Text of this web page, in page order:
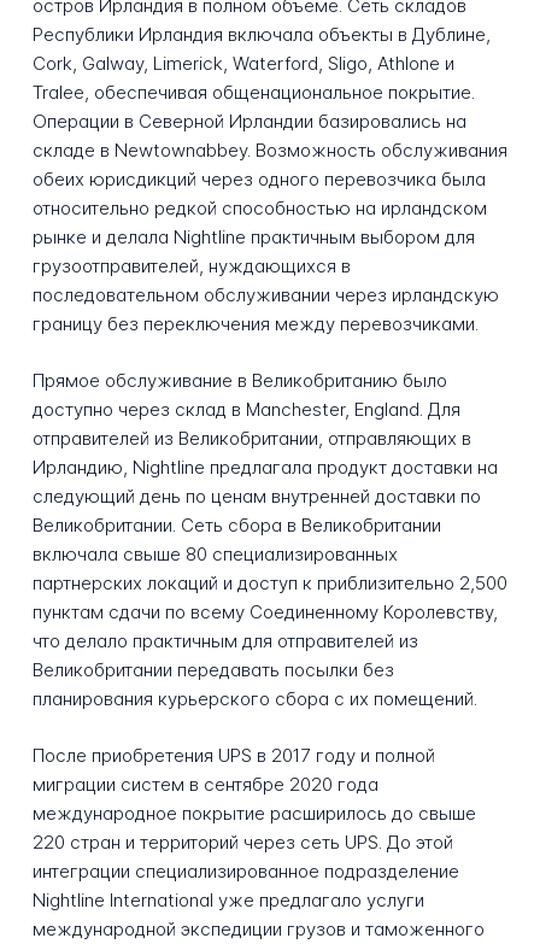
остров Ирландия в полном объеме. Сеть складов
Республики Ирландия включала объекты в Дублине,
Cork, Galway, Limerick, Waterford, Sligo, Athlone и
Tralee, обеспечивая общенациональное покрытие.
Операции в Северной Ирландии базировались на
складе в Newtownabbey. Возможность обслуживания
обеих юрисдикций через одного перевозчика была
относительно редкой способностью на ирландском
рынке и делала Nightline практичным выбором для
грузоотправителей, нуждающихся в
последовательном обслуживании через ирландскую
границу без переключения между перевозчиками.
Прямое обслуживание в Великобританию было
доступно через склад в Manchester, England. Для
отправителей из Великобритании, отправляющих в
Ирландию, Nightline предлагала продукт доставки на
следующий день по ценам внутренней доставки по
Великобритании. Сеть сбора в Великобритании
включала свыше 80 специализированных
партнерских локаций и доступ к приблизительно 2,500
пунктам сдачи по всему Соединенному Королевству,
что делало практичным для отправителей из
Великобритании передавать посылки без
планирования курьерского сбора с их помещений.
После приобретения UPS в 2017 году и полной
миграции систем в сентябре 2020 года
международное покрытие расширилось до свыше
220 стран и территорий через сеть UPS. До этой
интеграции специализированное подразделение
Nightline International уже предлагало услуги
международной экспедиции грузов и таможенного